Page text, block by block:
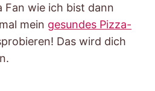
Fan wie ich bist dann
mein gesundes Pizza-
Das wird dich